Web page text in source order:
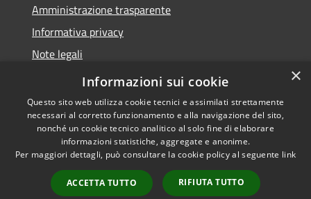
Amministrazione trasparente
Informativa privacy
Note legali
Dichiarazione di accessibilità
Accessibilità
Copyright © 2026 • Comune di
Roncobello • Powered by
Municipium•
Accesso
×
Informazioni sui cookie
Questo sito web utilizza cookie tecnici e assimilati strettamente
necessari al corretto funzionamento e alla navigazione del sito,
nonché un cookie tecnico analitico al solo fine di elaborare
informazioni statistiche, aggregate e anonime.
Per maggiori dettagli, può consultare la cookie policy al seguente link
ACCETTA TUTTO RIFIUTA TUTTO